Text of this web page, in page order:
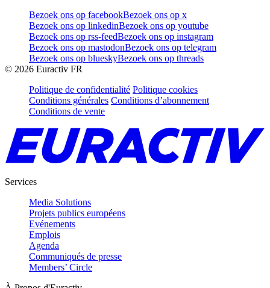
Bezoek ons op facebookBezoek ons op x
Bezoek ons op linkedinBezoek ons op youtube
Bezoek ons op rss-feedBezoek ons op instagram
Bezoek ons op mastodonBezoek ons op telegram
Bezoek ons op blueskyBezoek ons op threads
© 2026 Euractiv FR
Politique de confidentialité Politique cookies
Conditions générales Conditions d’abonnement
Conditions de vente
Services
Media Solutions
Projets publics européens
Evénements
Emplois
Agenda
Communiqués de presse
Members’ Circle